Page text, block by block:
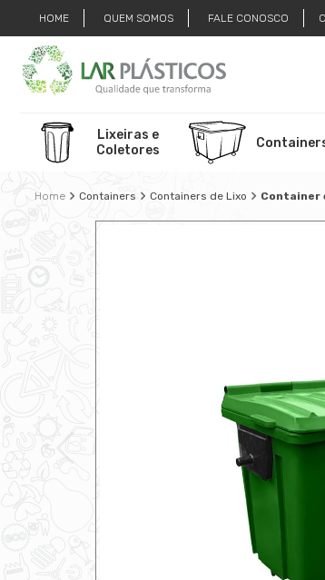
HOME QUEM SOMOS FALE CONOSCO
Lixeiras e
Coletores
Containers Containers de Lixo Container